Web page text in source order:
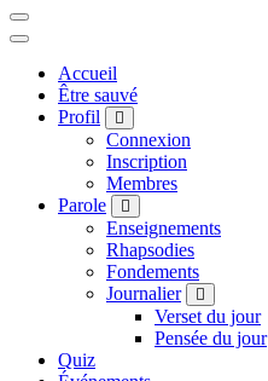
Accueil
Être sauvé
Profil
Connexion
Inscription
Membres
Parole
Enseignements
Rhapsodies
Fondements
Journalier
Verset du jour
Pensée du jour
Quiz